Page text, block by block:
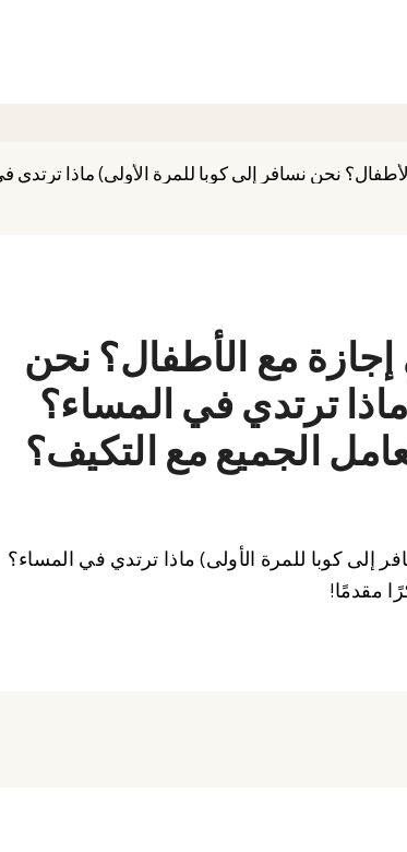
مع الأطفال؟ نحن
ترتدي في المساء؟
الجميع مع التكيف؟
كوبا للمرة الأولى) ماذا ترتدي في المساء؟
مقدمًا!